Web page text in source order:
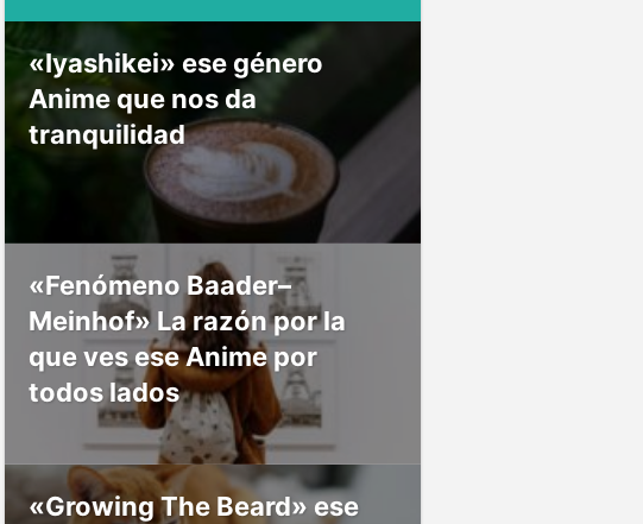
«Iyashikei» ese género
Anime que nos da
tranquilidad
«Fenómeno Baader–
Meinhof» La razón por la
que ves ese Anime por
todos lados
«Growing The Beard» ese